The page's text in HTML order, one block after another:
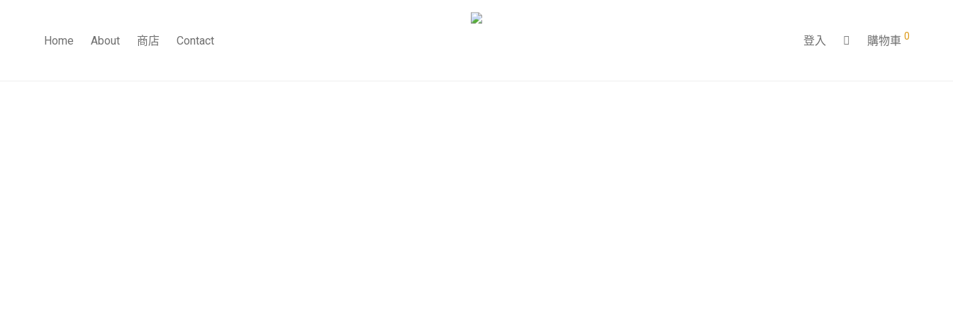
Home About 商店 Contact 登入 購物車 0